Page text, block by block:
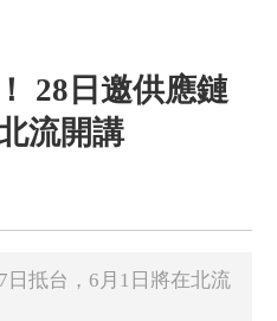
28日邀供應鏈
流開講
抵台，6月1日將在北流